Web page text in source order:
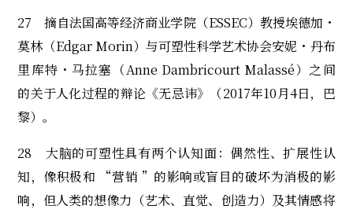
27 摘自法国高等经济商业学院（ESSEC）教授埃德加・
莫林（Edgar Morin）与可塑性科学艺术协会安妮・丹布
里库特・马拉塞（Anne Dambricourt Malassé）之间
的关于人化过程的辩论《无忌讳》（2017年10月4日，巴
黎）。
28 大脑的可塑性具有两个认知面：偶然性、扩展性认
知，像积极和 “营销 ”的影响或盲目的破坏为消极的影
响，但人类的想像力（艺术、直觉、创造力）及其情感将